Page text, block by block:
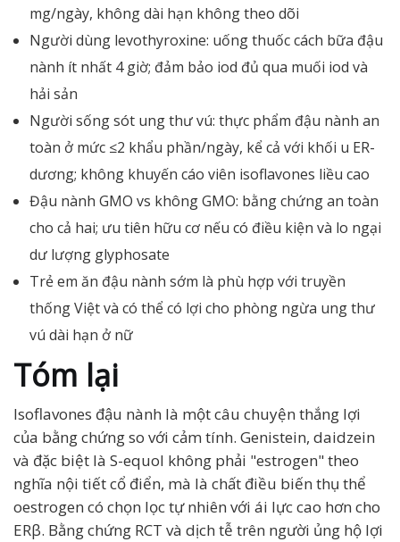
mg/ngày, không dài hạn không theo dõi
Người dùng levothyroxine: uống thuốc cách bữa đậu
nành ít nhất 4 giờ; đảm bảo iod đủ qua muối iod và
hải sản
Người sống sót ung thư vú: thực phẩm đậu nành an
toàn ở mức ≤2 khẩu phần/ngày, kể cả với khối u ER-
dương; không khuyến cáo viên isoflavones liều cao
Đậu nành GMO vs không GMO: bằng chứng an toàn
cho cả hai; ưu tiên hữu cơ nếu có điều kiện và lo ngại
dư lượng glyphosate
Trẻ em ăn đậu nành sớm là phù hợp với truyền
thống Việt và có thể có lợi cho phòng ngừa ung thư
vú dài hạn ở nữ
Tóm lại
Isoflavones đậu nành là một câu chuyện thắng lợi
của bằng chứng so với cảm tính. Genistein, daidzein
và đặc biệt là S-equol không phải "estrogen" theo
nghĩa nội tiết cổ điển, mà là chất điều biến thụ thể
oestrogen có chọn lọc tự nhiên với ái lực cao hơn cho
ERβ. Bằng chứng RCT và dịch tễ trên người ủng hộ lợi